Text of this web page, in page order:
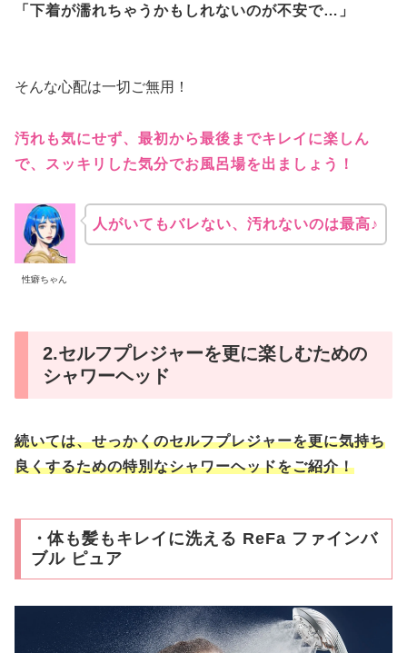
「下着が濡れちゃうかもしれないのが不安で…」
そんな心配は一切ご無用！
汚れも気にせず、最初から最後までキレイに楽しん
で、スッキリした気分でお風呂場を出ましょう！
性癖ちゃん
人がいてもバレない、汚れないのは最高♪
2.セルフプレジャーを更に楽しむための
シャワーヘッド
続いては、せっかくのセルフプレジャーを更に気持ち
良くするための特別なシャワーヘッドをご紹介！
・ 体も髪もキレイに洗える ReFa ファインバ
ブル ピュア